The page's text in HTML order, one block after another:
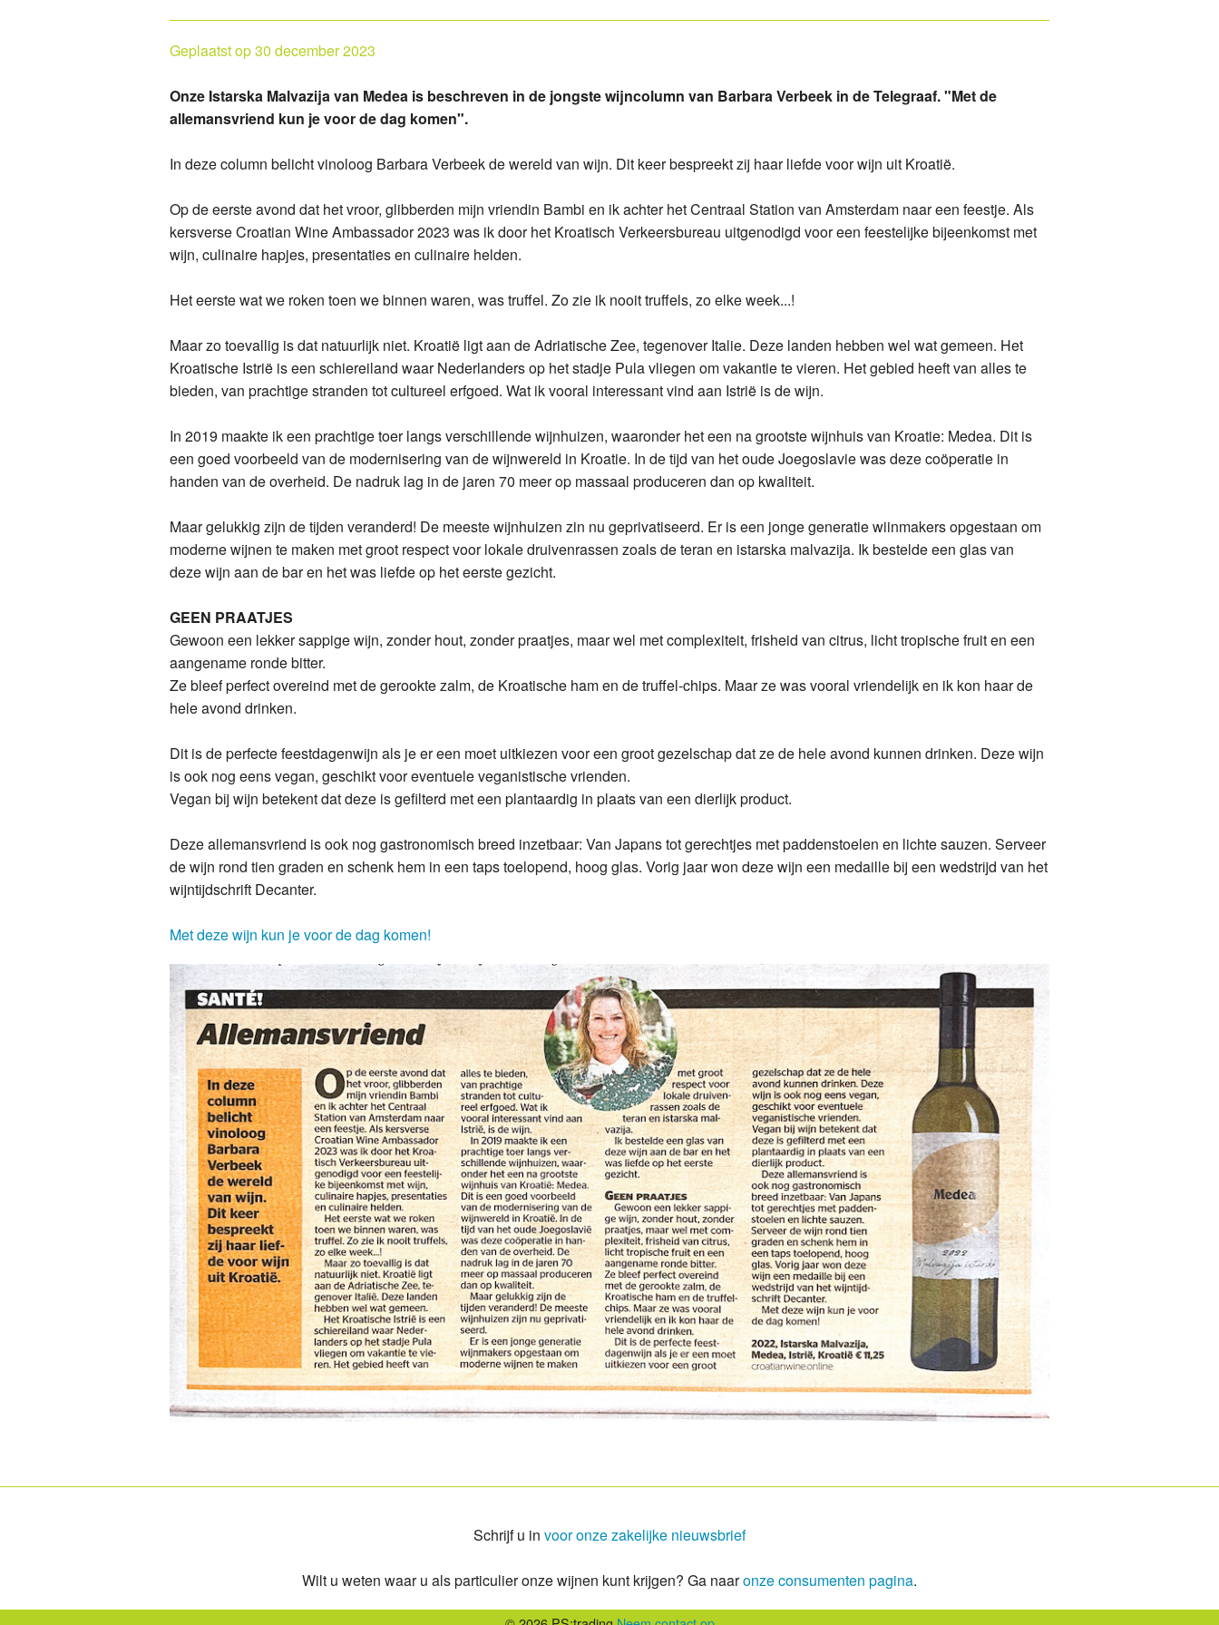
Kabola Malvazija
Vina Caric Bogdanjusa
Enosophia Dika Chardonnay
Skaramuca Posip
Vina Caric Posip
Medea Montiron
Vina Caric Nedija
Bolfan Rajnski Rizling
Medea Cabernet Sauvignon
Bolfan Cabernet Sauvignon Primus
Vina Caric Jubo'v
Skaramuca Dingac
Skaramuca Dingac Reserva
Vina Caric Plovac Ploski
Vina Caric Plovac Ploski Barrique
Medea Punta Greca
Edivo
Vina Belje
Geplaatst op 30 december 2023
Onze Istarska Malvazija van Medea is beschreven in de jongste wijncolumn van Barbara Verbeek in de Telegraaf. "Met de
allemansvriend kun je voor de dag komen".
In deze column belicht vinoloog Barbara Verbeek de wereld van wijn. Dit keer bespreekt zij haar liefde voor wijn uit Kroatië.
Op de eerste avond dat het vroor, glibberden mijn vriendin Bambi en ik achter het Centraal Station van Amsterdam naar een feestje. Als
kersverse Croatian Wine Ambassador 2023 was ik door het Kroatisch Verkeersbureau uitgenodigd voor een feestelijke bijeenkomst met
wijn, culinaire hapjes, presentaties en culinaire helden.
Het eerste wat we roken toen we binnen waren, was truffel. Zo zie ik nooit truffels, zo elke week...!
Maar zo toevallig is dat natuurlijk niet. Kroatië ligt aan de Adriatische Zee, tegenover Italie. Deze landen hebben wel wat gemeen. Het
Kroatische Istrië is een schiereiland waar Nederlanders op het stadje Pula vliegen om vakantie te vieren. Het gebied heeft van alles te
bieden, van prachtige stranden tot cultureel erfgoed. Wat ik vooral interessant vind aan Istrië is de wijn.
In 2019 maakte ik een prachtige toer langs verschillende wijnhuizen, waaronder het een na grootste wijnhuis van Kroatie: Medea. Dit is
een goed voorbeeld van de modernisering van de wijnwereld in Kroatie. In de tijd van het oude Joegoslavie was deze coöperatie in
handen van de overheid. De nadruk lag in de jaren 70 meer op massaal produceren dan op kwaliteit.
Maar gelukkig zijn de tijden veranderd! De meeste wijnhuizen zin nu geprivatiseerd. Er is een jonge generatie wiinmakers opgestaan om
moderne wijnen te maken met groot respect voor lokale druivenrassen zoals de teran en istarska malvazija. Ik bestelde een glas van
deze wijn aan de bar en het was liefde op het eerste gezicht.
GEEN PRAATJES
Gewoon een lekker sappige wijn, zonder hout, zonder praatjes, maar wel met complexiteit, frisheid van citrus, licht tropische fruit en een
aangename ronde bitter.
Ze bleef perfect overeind met de gerookte zalm, de Kroatische ham en de truffel-chips. Maar ze was vooral vriendelijk en ik kon haar de
hele avond drinken.
Dit is de perfecte feestdagenwijn als je er een moet uitkiezen voor een groot gezelschap dat ze de hele avond kunnen drinken. Deze wijn
is ook nog eens vegan, geschikt voor eventuele veganistische vrienden.
Vegan bij wijn betekent dat deze is gefilterd met een plantaardig in plaats van een dierlijk product.
Deze allemansvriend is ook nog gastronomisch breed inzetbaar: Van Japans tot gerechtjes met paddenstoelen en lichte sauzen. Serveer
de wijn rond tien graden en schenk hem in een taps toelopend, hoog glas. Vorig jaar won deze wijn een medaille bij een wedstrijd van het
wijntijdschrift Decanter.
Met deze wijn kun je voor de dag komen!
Schrijf u in voor onze zakelijke nieuwsbrief
Wilt u weten waar u als particulier onze wijnen kunt krijgen? Ga naaronze consumenten pagina.